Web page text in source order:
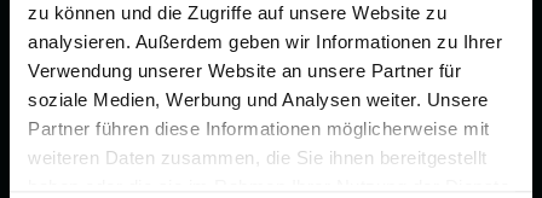
zu können und die Zugriffe auf unsere Website zu
analysieren. Außerdem geben wir Informationen zu Ihrer
Verwendung unserer Website an unsere Partner für
soziale Medien, Werbung und Analysen weiter. Unsere
Partner führen diese Informationen möglicherweise mit
weiteren Daten zusammen, die Sie ihnen bereitgestellt
FÜR SIE
Vergleich
Ratgeber
Verzeichnis
FÜR BESTATTER
Online-Portal
Kostenlos registrieren